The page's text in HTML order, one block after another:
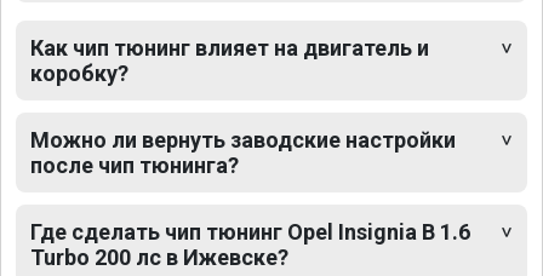
Как чип тюнинг влияет на двигатель и
коробку?
Можно ли вернуть заводские настройки
после чип тюнинга?
Где сделать чип тюнинг Opel Insignia B 1.6
Turbo 200 лс в Ижевске?